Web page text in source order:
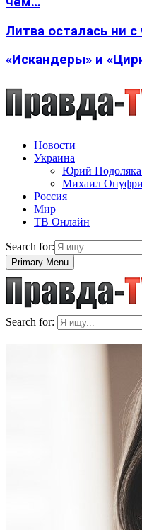
Литва осталась ни
«Искандеры» и
Новости
Украина
Юрий
Михаил
Россия
Мир
ТВ Онлайн
Search for:
Primary Menu
Search for: